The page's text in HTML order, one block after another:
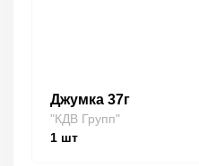
Джумка 37г
"КДВ Групп"
1 шт